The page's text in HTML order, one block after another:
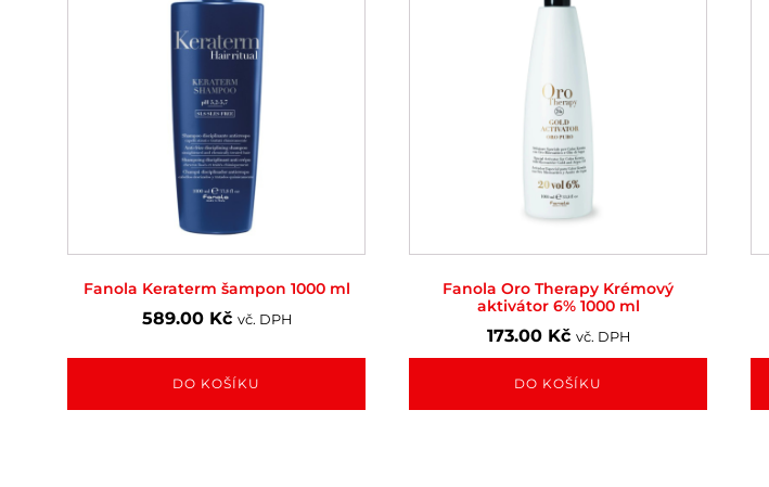
Fanola Keraterm šampon 1000 ml
589.00 Kč vč. DPH
DO KOŠÍKU
Fanola Oro Therapy Krémový
aktivátor 6% 1000 ml
173.00 Kč vč. DPH
DO KOŠÍKU